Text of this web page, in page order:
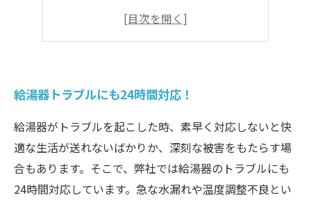
給湯器保険も取り扱っています！
給湯器トラブルにも24時間対応！
給湯器がトラブルを起こした時、素早く対応しないと快
適な生活が送れないばかりか、深刻な被害をもたらす場
合もあります。そこで、弊社では給湯器のトラブルにも
24時間対応しています。急な水漏れや温度調整不良とい